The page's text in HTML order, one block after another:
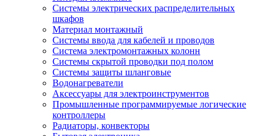
Системы электрических распределительных
шкафов
Материал монтажный
Системы ввода для кабелей и проводов
Система электромонтажных колонн
Системы скрытой проводки под полом
Системы защиты шланговые
Водонагреватели
Аксессуары для электроинструментов
Промышленные программируемые логические
контроллеры
Радиаторы, конвекторы